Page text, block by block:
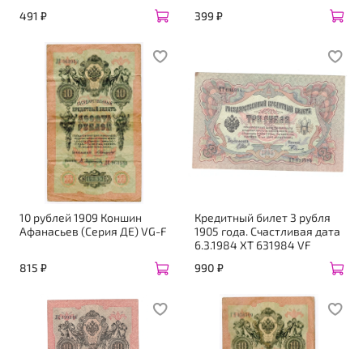
491 ₽
399 ₽
10 рублей 1909 Коншин
Афанасьев (Серия ДЕ) VG-F
815 ₽
Кредитный билет 3 рубля
1905 года. Счастливая дата
6.3.1984 ХТ 631984 VF
990 ₽